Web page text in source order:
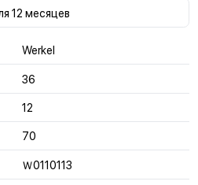
12 месяцев
Werkel
36
12
70
Ｗ011011З